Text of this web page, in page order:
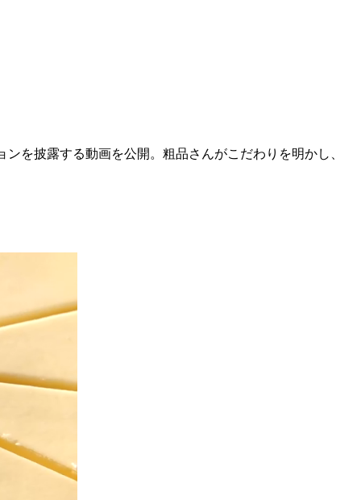
を披露する動画を公開。粗品さんがこだわりを明かし、